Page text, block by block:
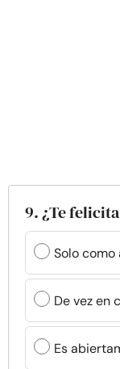
9. ¿Te
Solo como
De vez en
Es